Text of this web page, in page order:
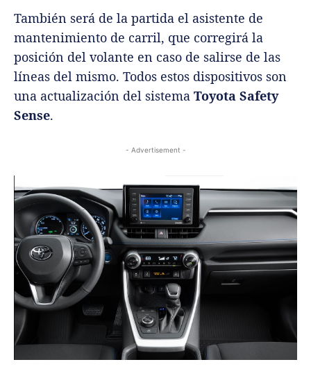
También será de la partida el asistente de
mantenimiento de carril, que corregirá la
posición del volante en caso de salirse de las
líneas del mismo. Todos estos dispositivos son
una actualización del sistema Toyota Safety
Sense.
- Advertisement -